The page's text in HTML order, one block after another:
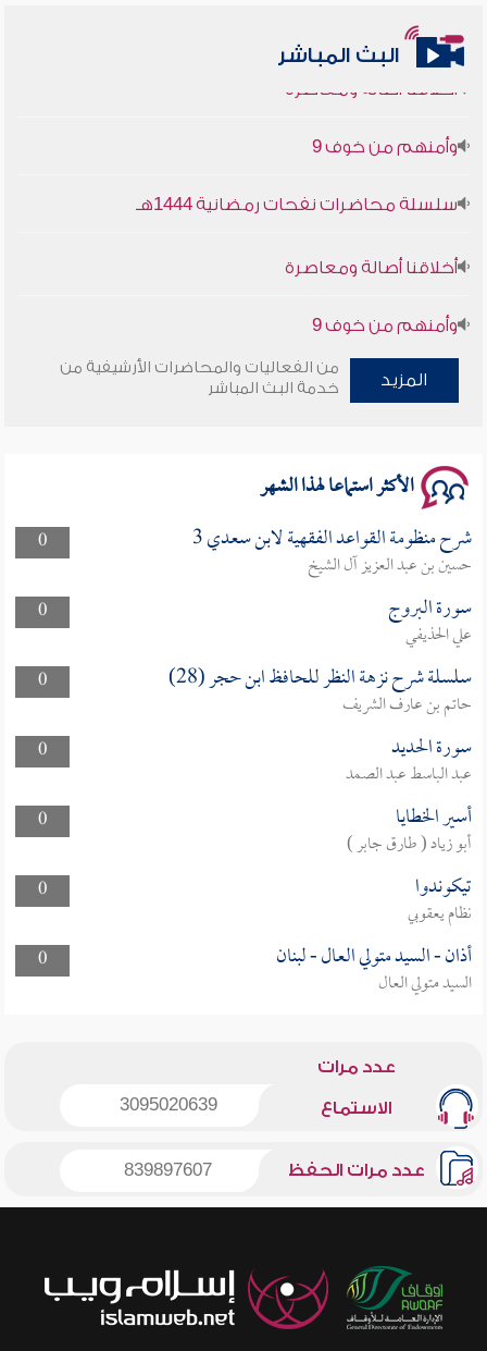
البث المباشر
أخلاقنا أصالة ومعاصرة
المزيد
من الفعاليات والمحاضرات الأرشيفية من
خدمة البث المباشر
الأكثر استماعا لهذا الشهر
0 شرح منظومة القواعد الفقهية لابن سعدي 3
حسين بن عبد العزيز آل الشيخ
0
سورة البروج
علي الحذيفي
0
سلسلة شرح نزهة النظر للحافظ ابن حجر (28)
حاتم بن عارف الشريف
0
سورة الحديد
عبد الباسط عبد الصمد
0
أسير الخطايا
أبو زياد ( طارق جابر )
0
تيكوندوا
نظام يعقوبي
0
أذان - السيد متولي العال - لبنان
السيد متولي العال
عدد مرات
الاستماع 3095020639
عدد مرات الحفظ 839897607